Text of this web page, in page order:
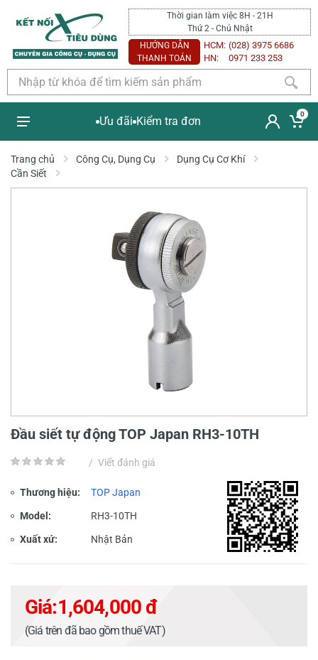
Thời gian làm việc 8H - 21H
Thứ 2 - Chủ Nhật
HƯỚNG DẪN
THANH TOÁN
HCM: (028) 3975 6686
HN:
0971 233 253
Ưu đãi Kiểm tra đơn
0
Trang chủ Công Cụ, Dụng Cụ
Dụng Cụ Cơ Khí
Cần Siết
Đầu siết tự động TOP Japan RH3-10TH
/ Viết đánh giá
Thương hiệu: TOP Japan
Model: RH3-10TH
Xuất xứ: Nhật Bản
Giá:1,604,000 đ
(Giá trên đã bao gồm thuế VAT)